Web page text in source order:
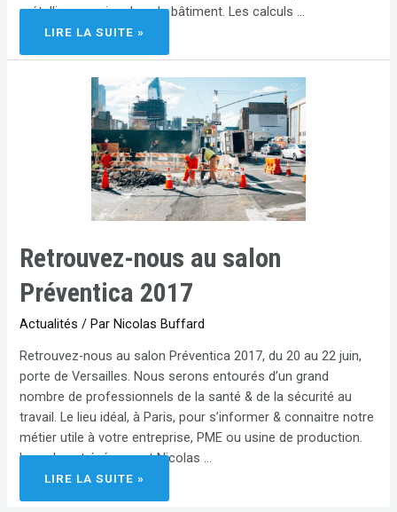
métallique reprise dans le bâtiment. Les calculs …
LIRE LA SUITE »
Retrouvez-nous au salon
Préventica 2017
Actualités / ParNicolas Buffard
Retrouvez-nous au salon Préventica 2017, du 20 au 22 juin,
porte de Versailles. Nous serons entourés d’un grand
nombre de professionnels de la santé & de la sécurité au
travail. Le lieu idéal, à Paris, pour s’informer & connaitre notre
métier utile à votre entreprise, PME ou usine de production.
Lors de cet événement Nicolas …
LIRE LA SUITE »